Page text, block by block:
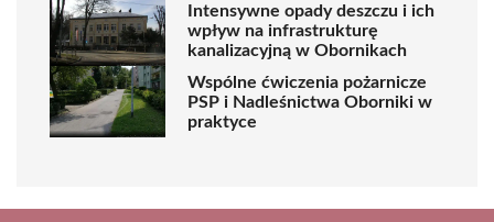
Intensywne opady deszczu i ich
wpływ na infrastrukturę
kanalizacyjną w Obornikach
Wspólne ćwiczenia pożarnicze
PSP i Nadleśnictwa Oborniki w
praktyce